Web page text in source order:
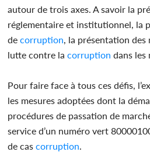
autour de trois axes. A savoir la
réglementaire et institutionnel, la
decorruption , la présentation
lutte contre lacorruption dans les
Pour faire face à tous ces défis,
les mesures adoptées dont la
procédures de passation de
service d’un numéro vert
de cascorruption